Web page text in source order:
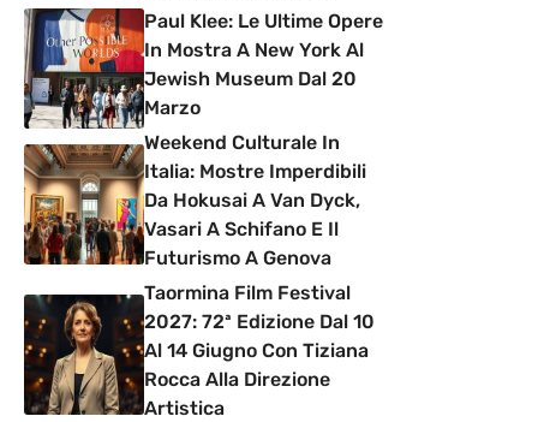
Paul Klee: Le Ultime Opere
In Mostra A New York Al
Jewish Museum Dal 20
Marzo
Weekend Culturale In
Italia: Mostre Imperdibili
Da Hokusai A Van Dyck,
Vasari A Schifano E Il
Futurismo A Genova
Taormina Film Festival
2027: 72ª Edizione Dal 10
Al 14 Giugno Con Tiziana
Rocca Alla Direzione
Artistica